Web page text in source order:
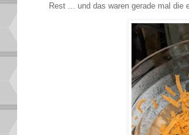
Rest ... und das waren gerade mal die